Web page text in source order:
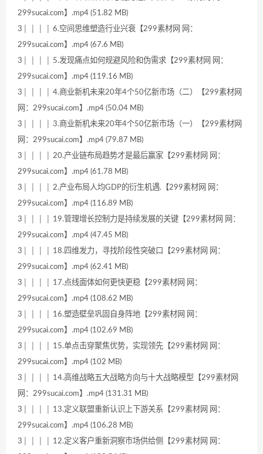
299sucai.com】.mp4 (51.82 MB)
3│ │ │ │ 6.空间思维塑造行业兴衰【299素材网 网：
299sucai.com】.mp4 (67.6 MB)
3│ │ │ │ 5.发现痛点如何规避风险和伪需求【299素材网 网：
299sucai.com】.mp4 (119.16 MB)
3│ │ │ │ 4.商业新机未来20年4个50亿新市场（二）【299素材网
网：299sucai.com】.mp4 (50.04 MB)
3│ │ │ │ 3.商业新机未来20年4个50亿新市场（一）【299素材网
网：299sucai.com】.mp4 (79.87 MB)
3│ │ │ │ 20.产业链布局趋势才是最后赢家【299素材网 网：
299sucai.com】.mp4 (61.78 MB)
3│ │ │ │ 2.产业布局人均GDP的衍生机遇.【299素材网 网：
299sucai.com】.mp4 (116.89 MB)
3│ │ │ │ 19.管理增长控制力是持续发展的关键【299素材网 网：
299sucai.com】.mp4 (47.45 MB)
3│ │ │ │ 18.四维发力，寻找阶段性突破口【299素材网 网：
299sucai.com】.mp4 (62.41 MB)
3│ │ │ │ 17.点线面体如何更快更稳【299素材网 网：
299sucai.com】.mp4 (108.62 MB)
3│ │ │ │ 16.塑造壁垒巩固自身阵地【299素材网 网：
299sucai.com】.mp4 (102.69 MB)
3│ │ │ │ 15.单点击穿聚焦优势，实现领先【299素材网 网：
299sucai.com】.mp4 (102 MB)
3│ │ │ │ 14.高维战略五大战略方向与十大战略模型【299素材网
网：299sucai.com】.mp4 (131.31 MB)
3│ │ │ │ 13.定义联盟重新认识上下游关系【299素材网 网：
299sucai.com】.mp4 (106.28 MB)
3│ │ │ │ 12.定义客户重新洞察市场供给侧【299素材网 网：